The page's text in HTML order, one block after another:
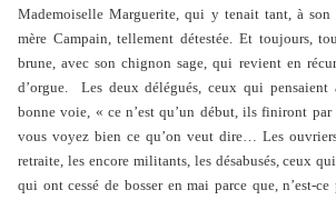
Mademoiselle Marguerite, qui y tenait tant, à
mère Campain, tellement détestée. Et toujours,
brune, avec son chignon sage, qui revient en
d’orgue. Les deux délégués, ceux qui pensaient
bonne voie, « ce n’est qu’un début, ils finiront
vous voyez bien ce qu’on veut dire… Les
retraite, les encore militants, les désabusés, ceux
qui ont cessé de bosser en mai parce que, n’est-